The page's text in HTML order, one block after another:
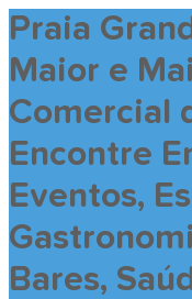
Praia
Maior e
Comercial
Encontre
Eventos,
Bares,